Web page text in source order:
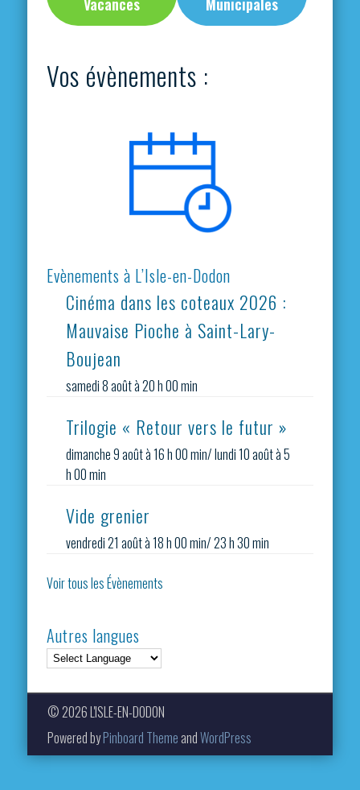
Vos évènements :
Evènements à L’Isle-en-Dodon
Cinéma dans les coteaux 2026 :
Mauvaise Pioche à Saint-Lary-
Boujean
samedi 8 août à 20 h 00 min
Trilogie « Retour vers le futur »
dimanche 9 août à 16 h 00 min/lundi 10 août à 5
h 00 min
Vide grenier
vendredi 21 août à 18 h 00 min/23 h 30 min
Voir tous les Évènements
Autres langues
© 2026 L'ISLE-EN-DODON
Powered byPinboard Theme andWordPress